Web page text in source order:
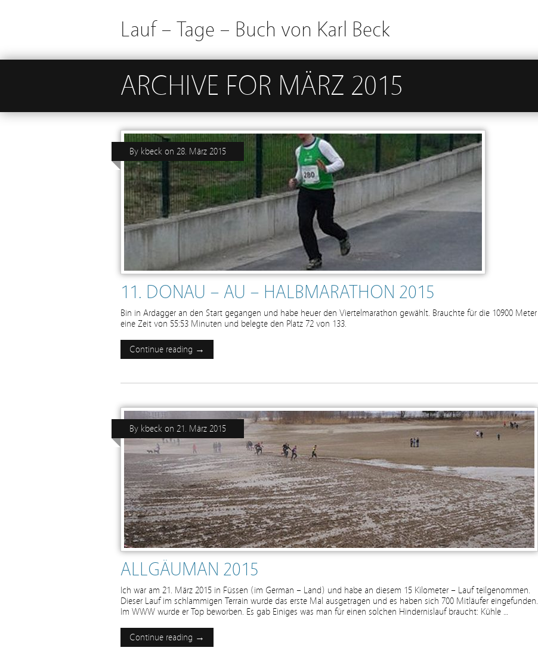
Lauf – Tage – Buch von Karl Beck
ARCHIVE FOR MÄRZ 2015
11. DONAU – AU – HALBMARATHON 2015
By kbeck on 28. März 2015
Bin in Ardagger an den Start gegangen und habe heuer den Viertelmarathon gewählt. Brauchte für die 10900 Meter
eine Zeit von 55:53 Minuten und belegte den Platz 72 von 133.
Continue reading →
ALLGÄUMAN 2015
By kbeck on 21. März 2015
Ich war am 21. März 2015 in Füssen (im German – Land) und habe an diesem 15 Kilometer – Lauf teilgenommen.
Dieser Lauf im schlammigen Terrain wurde das erste Mal ausgetragen und es haben sich 700 Mitläufer eingefunden.
Im WWW wurde er Top beworben. Es gab Einiges was man für einen solchen Hindernislauf braucht: Kühle …
Continue reading →